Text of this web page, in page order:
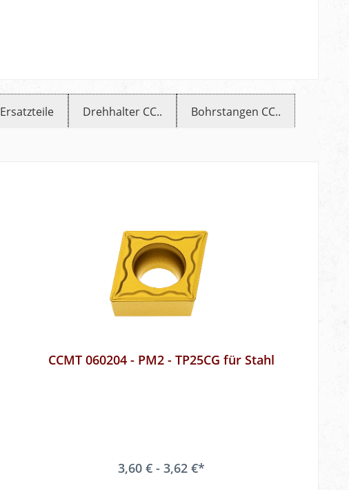
Ersatzteile Drehhalter CC.. Bohrstangen CC..
CCMT 060204 - PM2 - TP25CG für Stahl
3,60 € - 3,62 €*